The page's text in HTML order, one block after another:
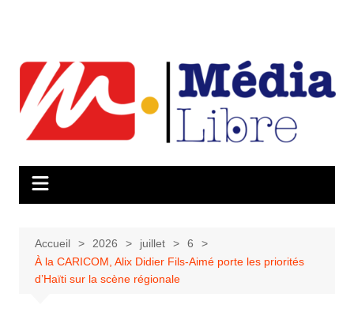
contenu
Accueil 2026 juillet
6
À la CARICOM, Alix Didier Fils-Aimé porte les priorités
d’Haïti sur la scène régionale